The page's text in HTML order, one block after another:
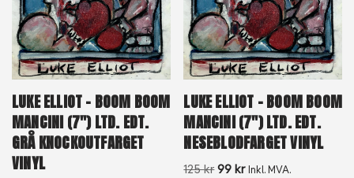
LUKE ELLIOT – BOOM BOOM
MANCINI (7″) LTD. EDT.
GRÅ KNOCKOUTFARGET
VINYL
LUKE ELLIOT – BOOM BOOM
MANCINI (7″) LTD. EDT.
NESEBLODFARGET VINYL
125kr 99 kr Inkl. MVA.